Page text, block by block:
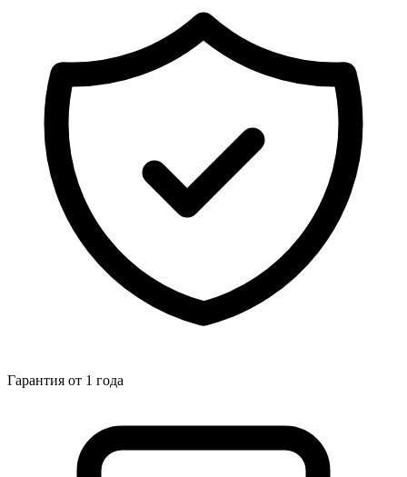
Гарантия от 1 года